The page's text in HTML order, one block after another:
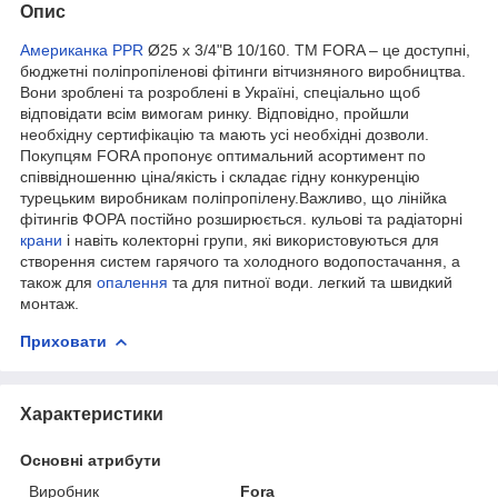
Опис
Американка PPR Ø25 х 3/4"В 10/160. ТМ FORA – це доступні,
бюджетні поліпропіленові фітинги вітчизняного виробництва.
Вони зроблені та розроблені в Україні, спеціально щоб
відповідати всім вимогам ринку. Відповідно, пройшли
необхідну сертифікацію та мають усі необхідні дозволи.
Покупцям FORA пропонує оптимальний асортимент по
співвідношенню ціна/якість і складає гідну конкуренцію
турецьким виробникам поліпропілену.Важливо, що лінійка
фітингів ФОРА постійно розширюється. кульові та радіаторні
крани і навіть колекторні групи, які використовуються для
створення систем гарячого та холодного водопостачання, а
також для опалення та для питної води. легкий та швидкий
монтаж.
Приховати
Характеристики
Основні атрибути
Виробник
Fora